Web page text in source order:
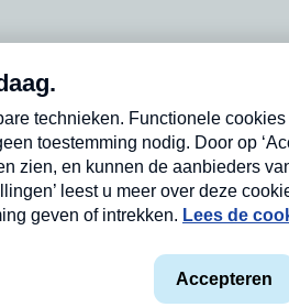
Privacyverklaring